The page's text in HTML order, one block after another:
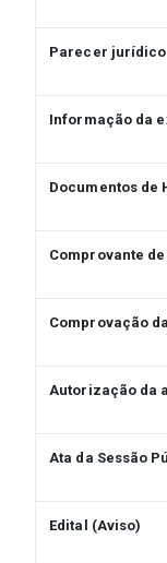
Parecer jurídico
Informação da
Documentos de
Comprovante
Comprovação
Autorização da
Ata da Sessão
Edital (Aviso)